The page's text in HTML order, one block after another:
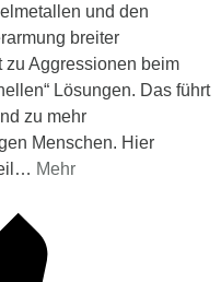
und den
breiter
zu Aggressionen beim
Lösungen. Das führt
zu mehr
Menschen. Hier
… Mehr